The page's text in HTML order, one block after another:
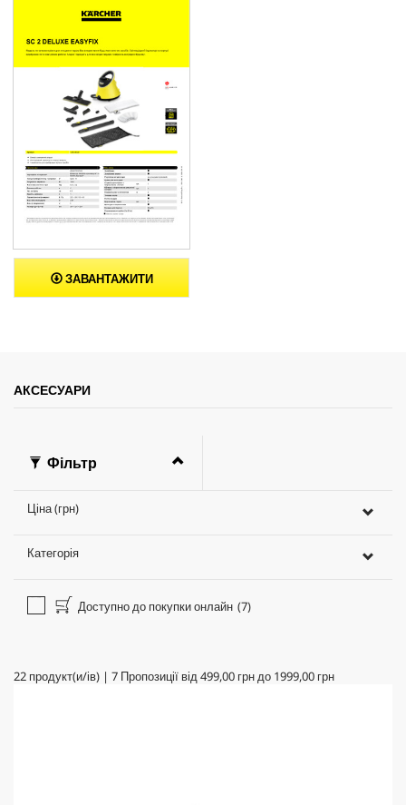
ЗАВАНТАЖИТИ
АКСЕСУАРИ
Фільтр
Ціна (грн)
Категорія
Доступно до покупки онлайн (7)
22 продукт(и/ів) | 7 Пропозиції від499,00 грндо 1999,00 грн